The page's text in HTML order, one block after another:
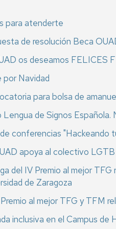
para atenderte
de resolución Beca
os deseamos FELICES
por Navidad
para bolsa de
Lengua de Signos Española.
conferencias "Hackeando
apoya al colectivo
del IV Premio al mejor
de Zaragoza
al mejor TFG y TFM
inclusiva en el Campus de